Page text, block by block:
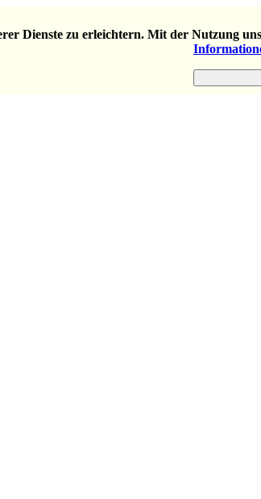
Dienste zu erleichtern. Mit der Nutzung